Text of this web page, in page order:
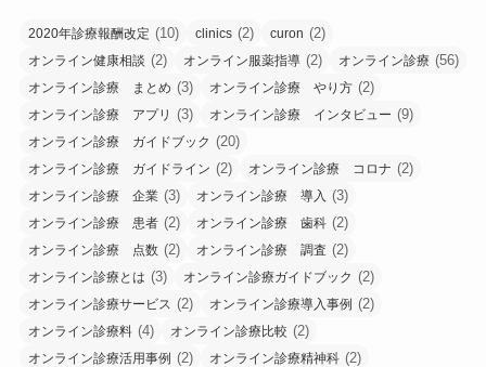
2020年診療報酬改定 (10) clinics (2) curon (2)
オンライン健康相談 (2) オンライン服薬指導 (2) オンライン診療 (56)
オンライン診療 まとめ (3) オンライン診療 やり方 (2)
オンライン診療 アプリ (3) オンライン診療 インタビュー (9)
オンライン診療 ガイドブック (20)
オンライン診療 ガイドライン (2) オンライン診療 コロナ (2)
オンライン診療 企業 (3) オンライン診療 導入 (3)
オンライン診療 患者 (2) オンライン診療 歯科 (2)
オンライン診療 点数 (2) オンライン診療 調査 (2)
オンライン診療とは (3) オンライン診療ガイドブック (2)
オンライン診療サービス (2) オンライン診療導入事例 (2)
オンライン診療料 (4) オンライン診療比較 (2)
オンライン診療活用事例 (2) オンライン診療精神科 (2)